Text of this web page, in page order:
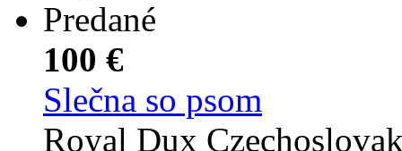
Predané
100 €
Slečna so psom
Royal Dux